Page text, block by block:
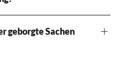
geborgte Sachen